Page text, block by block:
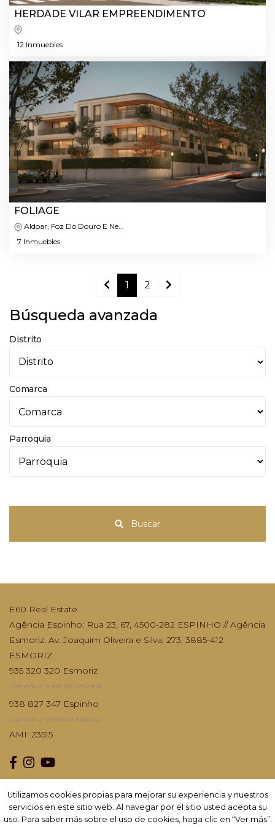
Utilizamos cookies propias para mejorar su experiencia y nuestros
servicios en este sitio web. Al navegar por el sitio usted acepta su
uso. Para saber más sobre el uso de cookies, haga clic en “Ver más”.
HERDADE VILAR EMPREENDIMENTO
12 Inmuebles
FOLIAGE
Aldoar, Foz Do Douro E Ne...
7 Inmuebles
1 2
Búsqueda avanzada
Distrito
Comarca
Parroquia
Buscar
E60 Real Estate
Agência Espinho: Rua 23, 67, 4500-282 ESPINHO // Agência
Esmoriz: Av. Joaquim Oliveira e Silva, 273, 3885-412
ESMORIZ
935 320 320 Esmoriz
Llamada a la red fija nacional
938 827 347 Espinho
Llamada a red móvil nacional
AMI: 23515
Suscribir
Utilizamos cookies propias para mejorar su experiencia y nuestros
servicios en este sitio web. Al navegar por el sitio usted acepta su
uso. Para saber más sobre el uso de cookies, haga clic en “Ver más”.